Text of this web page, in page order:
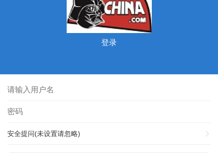
登录
安全提问(未设置请忽略)